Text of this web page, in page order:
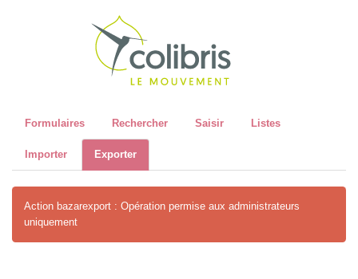
Formulaires Rechercher Saisir Listes
Importer Exporter
Action bazarexport : Opération permise aux administrateurs
uniquement